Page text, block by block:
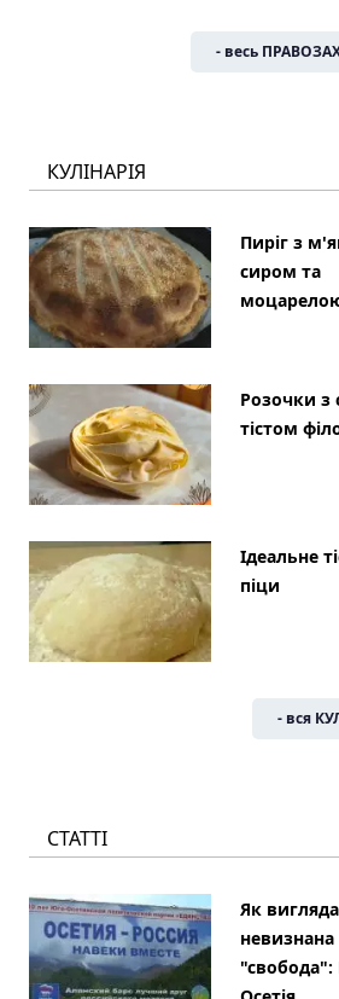
- весь
КУЛІНАРІЯ
Пиріг з
сиром та
Розочки з
тістом
Ідеальне
піци
- вся
СТАТТІ
Як
невизнана
"свобода":